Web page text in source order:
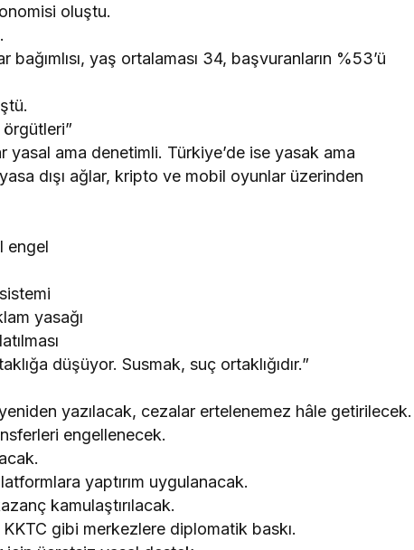
oluştu.
bağımlısı, yaş ortalaması 34, başvuranların %53’ü
yasal ama denetimli. Türkiye’de ise yasak ama
dışı ağlar, kripto ve mobil oyunlar üzerinden
engel
yasağı
düşüyor. Susmak, suç ortaklığıdır.”
yazılacak, cezalar ertelenemez hâle getirilecek.
engellenecek.
yaptırım uygulanacak.
kamulaştırılacak.
gibi merkezlere diplomatik baskı.